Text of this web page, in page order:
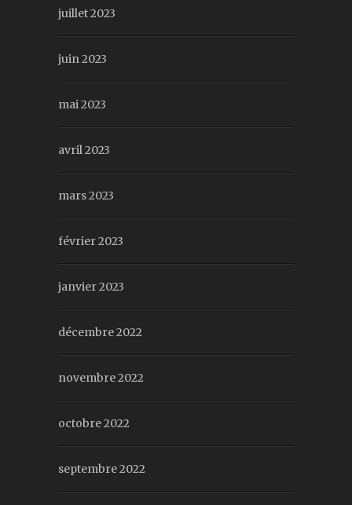
juillet 2023
juin 2023
mai 2023
avril 2023
mars 2023
février 2023
janvier 2023
décembre 2022
novembre 2022
octobre 2022
septembre 2022